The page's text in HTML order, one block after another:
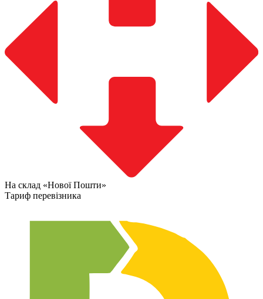
На склад «Нової Пошти»
Тариф перевізника